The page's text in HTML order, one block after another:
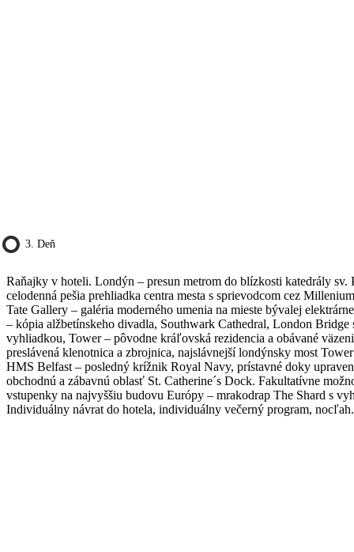
3. Deň
Raňajky v hoteli. Londýn – presun metrom do blízkosti katedrály sv.
celodenná pešia prehliadka centra mesta s sprievodcom cez
Tate Gallery – galéria moderného umenia na mieste bývalej
– kópia alžbetínskeho divadla, Southwark Cathedral, London Bridge
vyhliadkou, Tower – pôvodne kráľovská rezidencia a obávané
preslávená klenotnica a zbrojnica, najslávnejší londýnsky most
HMS Belfast – posledný krížnik Royal Navy, prístavné doky
obchodnú a zábavnú oblasť St. Catherine´s Dock. Fakultatívne
vstupenky na najvyššiu budovu Európy – mrakodrap The Shard s
Individuálny návrat do hotela, individuálny večerný program, nocľah.